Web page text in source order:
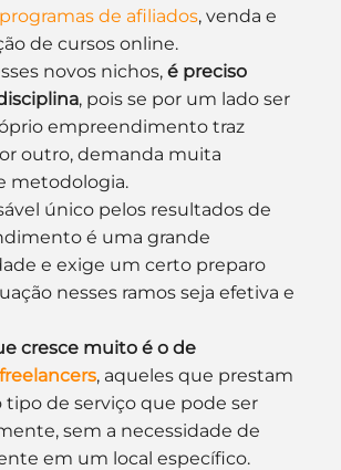
programas de afiliados, venda e
de cursos online.
novos nichos, é preciso
, pois se por um lado ser
empreendimento traz
outro, demanda muita
metodologia.
único pelos resultados de
é uma grande
e exige um certo preparo
nesses ramos seja efetiva e
cresce muito é o de
, aqueles que prestam
de serviço que pode ser
sem a necessidade de
em um local específico.